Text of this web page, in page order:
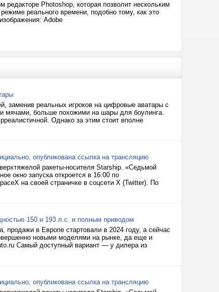
Photoshop, которая позволит нескольким
реального времени, подобно тому, как это
Adobe
заменив реальных игроков на цифровые аватары с
мячами, больше похожими на шары для боулинга.
Однако за этим стоит вполне
опубликована ссылка на трансляцию
ракеты-носителя Starship. «Седьмой
окно запуска откроется в 16:00 по
на своей страничке в соцсети X (Twitter). По
150 и 193 л.с. и полным приводом
продажи в Европе стартовали в 2024 году, а сейчас
новыми моделями на рынке, да еще и
Самый доступный вариант — у дилера из
опубликована ссылка на трансляцию